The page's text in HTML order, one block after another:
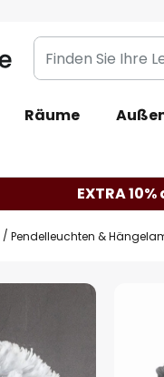
Finden
Sie
Leuchte...
Räume
EXTRA
Pendelleuchten &